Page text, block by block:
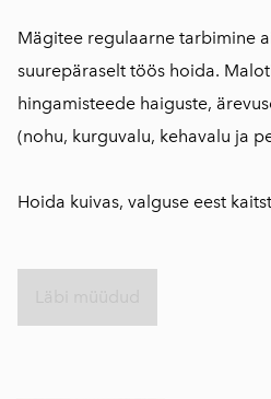
Mägitee regulaarne tarbimine
suurepäraselt töös hoida.
hingamisteede haiguste,
(nohu, kurguvalu, kehavalu ja
Hoida kuivas, valguse eest